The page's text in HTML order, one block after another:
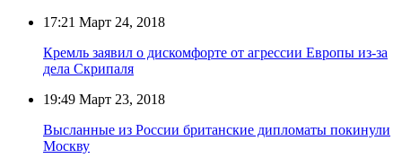
17:21 Март 24, 2018
Кремль заявил о дискомфорте от агрессии Европы из-за
дела Скрипаля
19:49 Март 23, 2018
Высланные из России британские дипломаты покинули
Москву